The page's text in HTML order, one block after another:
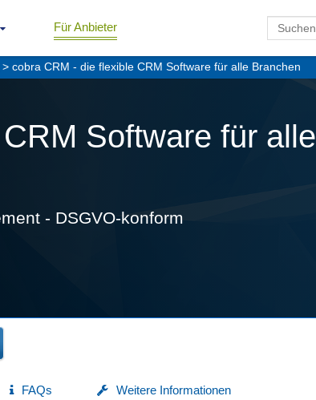
Für Anbieter
> cobra CRM - die flexible CRM Software für alle Branchen
Software für alle
- DSGVO-konform
FAQs Weitere Informationen